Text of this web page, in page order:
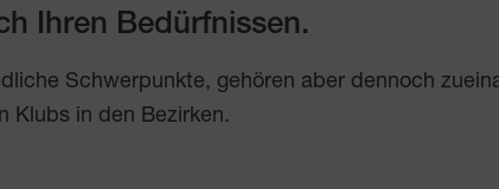
Ihren Bedürfnissen.
Schwerpunkte, gehören aber dennoch
Klubs in den Bezirken.